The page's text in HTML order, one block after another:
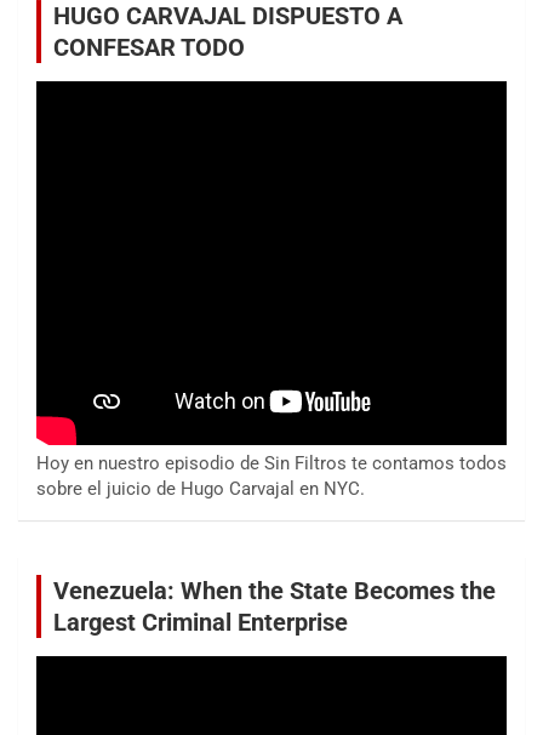
HUGO CARVAJAL DISPUESTO A
CONFESAR TODO
Hoy en nuestro episodio de Sin Filtros te contamos todos
sobre el juicio de Hugo Carvajal en NYC.
Venezuela: When the State Becomes the
Largest Criminal Enterprise